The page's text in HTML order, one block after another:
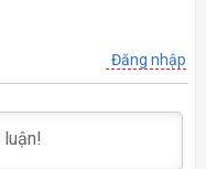
Đăng nhập